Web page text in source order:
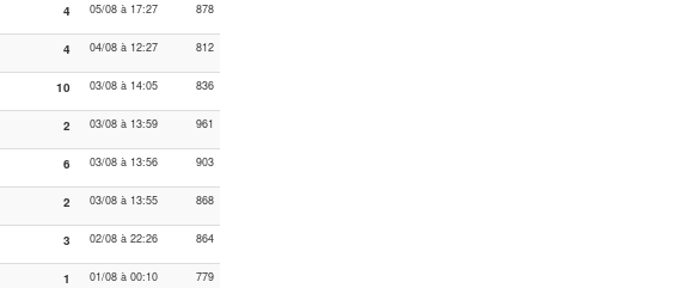
4 05/08 à 17:27 878
4 04/08 à 12:27 812
10 03/08 à 14:05 836
2 03/08 à 13:59 961
6 03/08 à 13:56 903
2 03/08 à 13:55 868
3 02/08 à 22:26 864
1 01/08 à 00:10 779